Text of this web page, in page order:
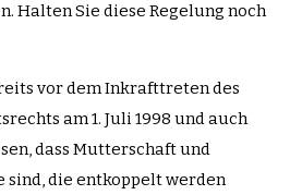
Halten Sie diese Regelung noch
vor dem Inkrafttreten des
am 1. Juli 1998 und auch
dass Mutterschaft und
sind, die entkoppelt werden